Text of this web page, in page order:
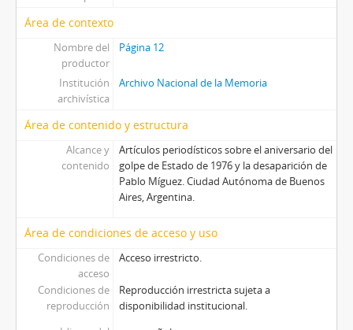
Área de contexto
Nombre del
productor
Página 12
Institución
archivística
Archivo Nacional de la Memoria
Área de contenido y estructura
Alcance y
contenido
Artículos periodísticos sobre el aniversario del
golpe de Estado de 1976 y la desaparición de
Pablo Míguez. Ciudad Autónoma de Buenos
Aires, Argentina.
Área de condiciones de acceso y uso
Condiciones de
acceso
Acceso irrestricto.
Condiciones de
reproducción
Reproducción irrestricta sujeta a
disponibilidad institucional.